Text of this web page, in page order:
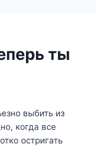
ты
выбить из
когда все
остригать